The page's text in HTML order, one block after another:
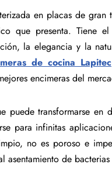
en placas de
que presenta. Tiene
la elegancia y la
de cocina Lapitec
encimeras del
puede transformarse
para infinitas
no es poroso e
asentamiento de